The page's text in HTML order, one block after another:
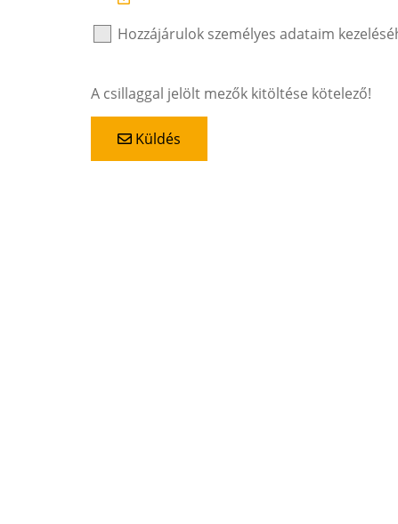
Hozzájárulok személyes adataim
A csillaggal jelölt mezők kitöltése kötelező!
Küldés